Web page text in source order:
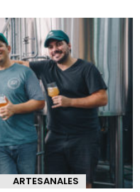
ARTESANALES